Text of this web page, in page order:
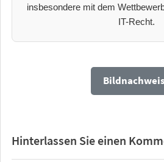
insbesondere mit dem
IT-Recht.
Hinterlassen Sie einen